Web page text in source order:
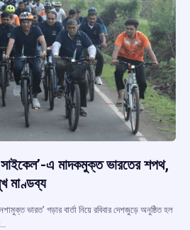
সাইকেল’-এ মাদকমুক্ত ভারতের শপথ,
মাণ্ডব্য
ভারত’ গড়ার বার্তা নিয়ে রবিবার দেশজুড়ে অনুষ্ঠিত হল